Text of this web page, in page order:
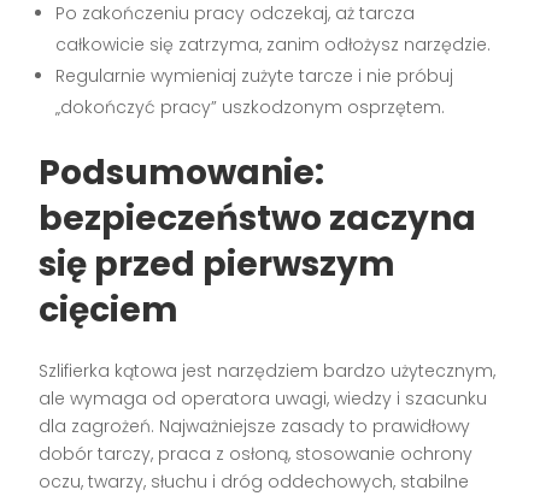
Po zakończeniu pracy odczekaj, aż tarcza
całkowicie się zatrzyma, zanim odłożysz narzędzie.
Regularnie wymieniaj zużyte tarcze i nie próbuj
„dokończyć pracy” uszkodzonym osprzętem.
Podsumowanie:
bezpieczeństwo zaczyna
się przed pierwszym
cięciem
Szlifierka kątowa jest narzędziem bardzo użytecznym,
ale wymaga od operatora uwagi, wiedzy i szacunku
dla zagrożeń. Najważniejsze zasady to prawidłowy
dobór tarczy, praca z osłoną, stosowanie ochrony
oczu, twarzy, słuchu i dróg oddechowych, stabilne